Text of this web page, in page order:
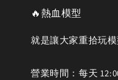
🔥熱血模型
就是讓大家重拾玩
營業時間：每天